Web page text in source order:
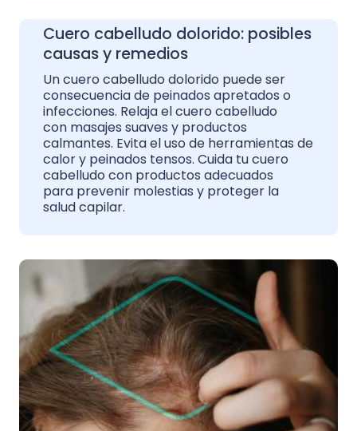
Cuero cabelludo dolorido: posibles
causas y remedios
Un cuero cabelludo dolorido puede ser
consecuencia de peinados apretados o
infecciones. Relaja el cuero cabelludo
con masajes suaves y productos
calmantes. Evita el uso de herramientas de
calor y peinados tensos. Cuida tu cuero
cabelludo con productos adecuados
para prevenir molestias y proteger la
salud capilar.